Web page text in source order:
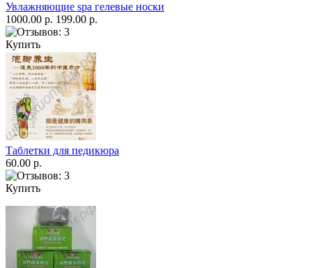
Увлажняющие spa гелевые носки
1000.00 р. 199.00 р.
Купить
Таблетки для педикюра
60.00 р.
Купить